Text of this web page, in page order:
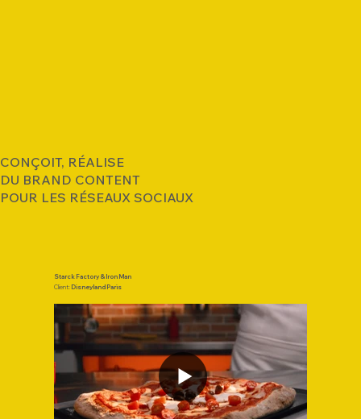
Starck Factory & Iron Man
Client: Disneyland Paris
CONÇOIT, RÉALISE
DU BRAND CONTENT
POUR LES RÉSEAUX SOCIAUX